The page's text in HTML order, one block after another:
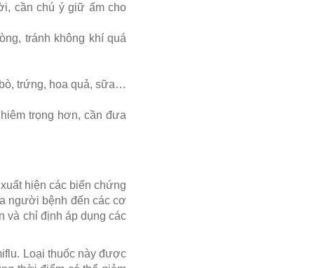
cần chú ý giữ ấm cho
tránh không khí quá
trứng, hoa quả, sữa…
trọng hơn, cần đưa
hiện các biến chứng
người bệnh đến các cơ
và chỉ định áp dụng các
Loại thuốc này được